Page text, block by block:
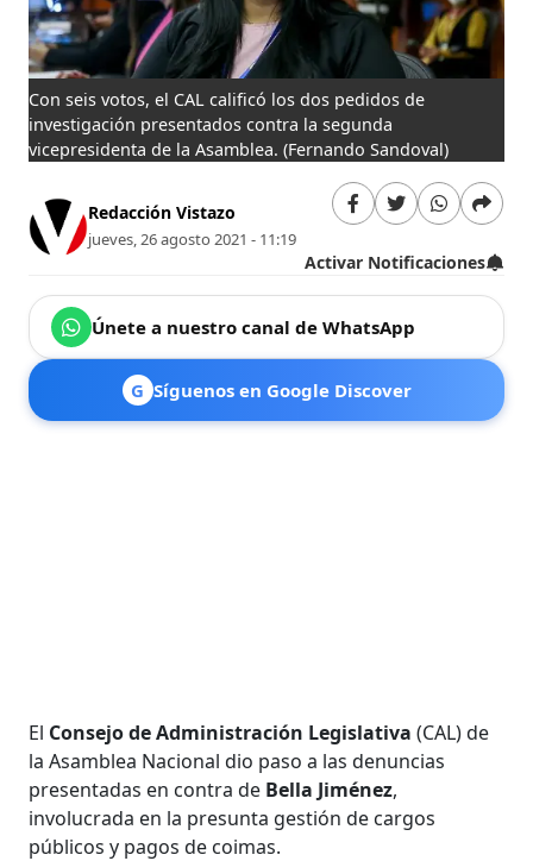
Con seis votos, el CAL calificó los dos pedidos de
investigación presentados contra la segunda
vicepresidenta de la Asamblea. (Fernando Sandoval)
Redacción Vistazo
jueves, 26 agosto 2021 - 11:19
Activar Notificaciones
Únete a nuestro canal de WhatsApp
G Síguenos en Google Discover
El Consejo de Administración Legislativa (CAL) de
la Asamblea Nacional dio paso a las denuncias
presentadas en contra de Bella Jiménez,
involucrada en la presunta gestión de cargos
públicos y pagos de coimas.